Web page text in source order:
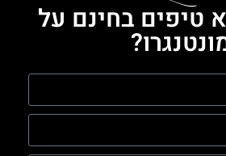
טיפים בחינם על